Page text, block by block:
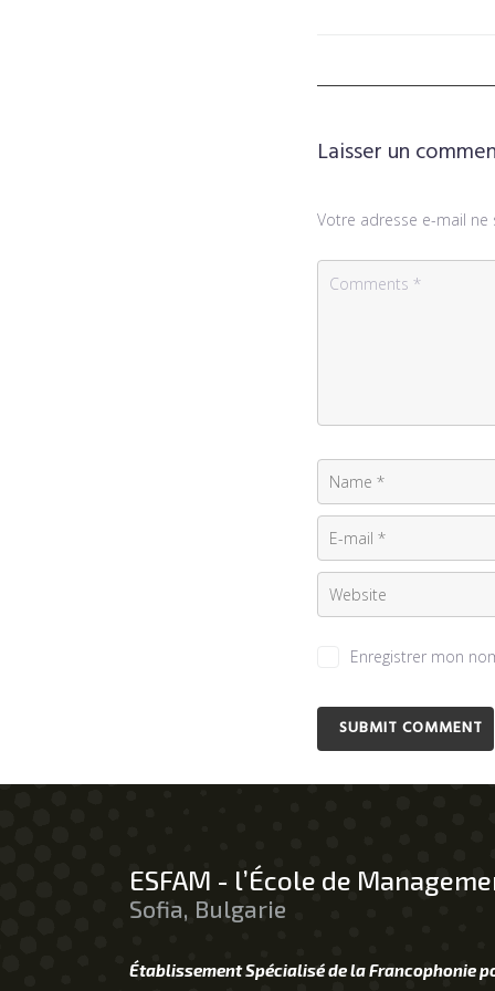
Laisser un
Votre adresse e-mail ne
Enregistrer mon
ESFAM - l’École de
Sofia, Bulgarie
Établissement Spécialisé de la Francophonie